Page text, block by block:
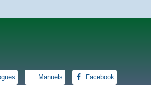
Manuels Facebook